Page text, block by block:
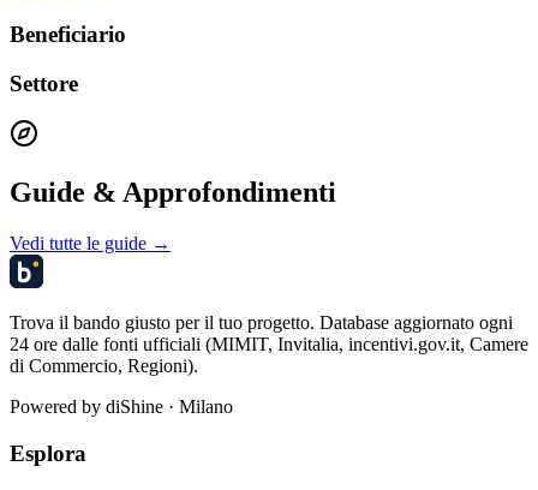
Beneficiario
Settore
Guide & Approfondimenti
Vedi tutte le guide →
Trova il bando giusto per il tuo progetto. Database aggiornato ogni
24 ore dalle fonti ufficiali (MIMIT, Invitalia, incentivi.gov.it, Camere
di Commercio, Regioni).
Powered by diShine · Milano
Esplora